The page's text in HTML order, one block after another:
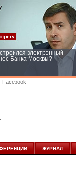
строился электронный
Банка Москвы?
Facebook
ЖУРНАЛ